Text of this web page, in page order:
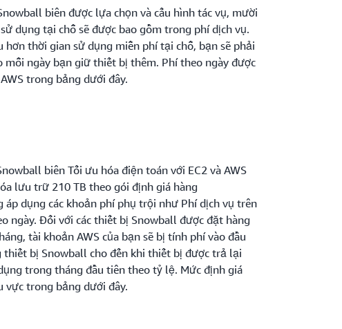
biên được lựa chọn và cấu hình tác vụ, mười
dụng tại chỗ sẽ được bao gồm trong phí dịch vụ.
hơn thời gian sử dụng miễn phí tại chỗ, bạn sẽ phải
mỗi ngày bạn giữ thiết bị thêm. Phí theo ngày được
trong bảng dưới đây.
biên Tối ưu hóa điện toán với EC2 và AWS
lưu trữ 210 TB theo gói định giá hàng
áp dụng các khoản phí phụ trội như Phí dịch vụ trên
ngày. Đối với các thiết bị Snowball được đặt hàng
tài khoản AWS của bạn sẽ bị tính phí vào đầu
thiết bị Snowball cho đến khi thiết bị được trả lại
trong tháng đầu tiên theo tỷ lệ. Mức định giá
vực trong bảng dưới đây.